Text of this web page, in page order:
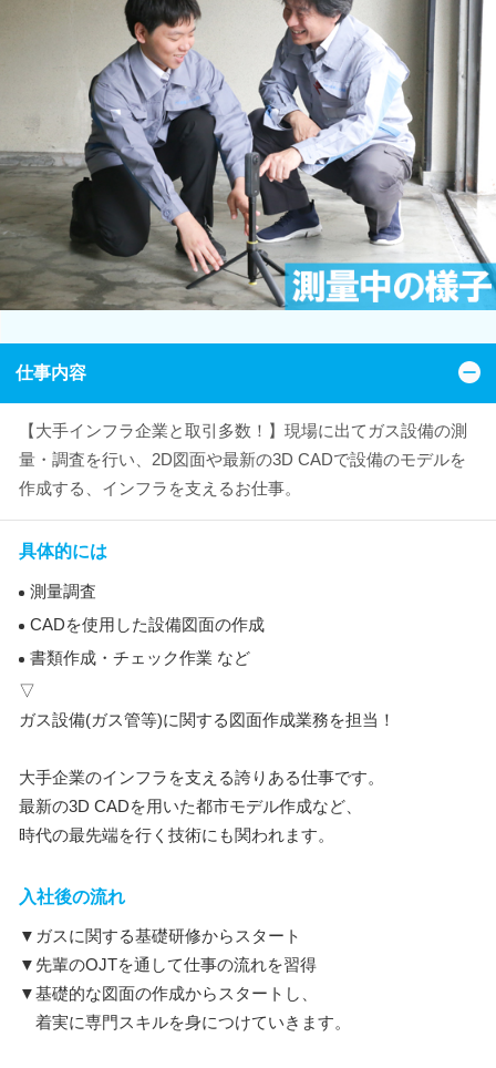
仕事内容
【大手インフラ企業と取引多数！】現場に出てガス設備の測
量・調査を行い、2D図面や最新の3D CADで設備のモデルを
作成する、インフラを支えるお仕事。
具体的には
測量調査
CADを使用した設備図面の作成
書類作成・チェック作業 など
▽
ガス設備(ガス管等)に関する図面作成業務を担当！
大手企業のインフラを支える誇りある仕事です。
最新の3D CADを用いた都市モデル作成など、
時代の最先端を行く技術にも関われます。
入社後の流れ
▼ガスに関する基礎研修からスタート
▼先輩のOJTを通して仕事の流れを習得
▼基礎的な図面の作成からスタートし、
着実に専門スキルを身につけていきます。